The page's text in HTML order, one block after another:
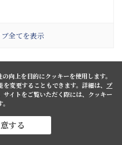
全てを表示
向上を目的にクッキーを使用します。
変更することもできます。詳細は、 プ
サイトをご覧いただく際には、クッキー
する